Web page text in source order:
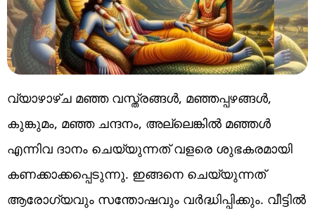
വ്യാഴാഴ്ച മഞ്ഞ വസ്ത്രങ്ങൾ, മഞ്ഞപ്പഴങ്ങൾ,
കുങ്കുമം, മഞ്ഞ ചന്ദനം, അല്ലെങ്കിൽ മഞ്ഞൾ
എന്നിവ ദാനം ചെയ്യുന്നത് വളരെ ശുഭകരമായി
കണക്കാക്കപ്പെടുന്നു. ഇങ്ങനെ ചെയ്യുന്നത്
ആരോഗ്യവും സന്തോഷവും വർദ്ധിപ്പിക്കും. വീട്ടിൽ